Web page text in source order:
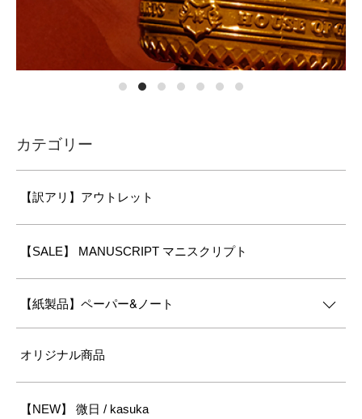
カテゴリー
【訳アリ】アウトレット
【SALE】 MANUSCRIPT マニスクリプト
【紙製品】ペーパー&ノート
オリジナル商品
【NEW】 微日 / kasuka